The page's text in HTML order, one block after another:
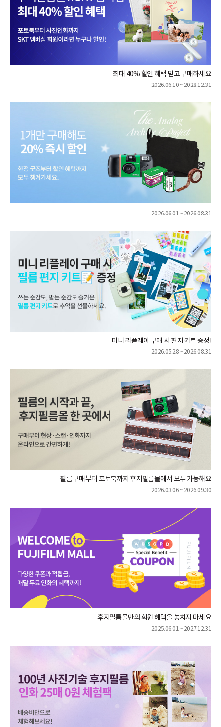
최대 40% 할인 혜택 받고 구매하세요
2026.06.10 ~ 2028.12.31
2026.06.01 ~ 2026.08.31
미니 리플레이 구매 시 편지 키트 증정!
2026.05.28 ~ 2026.08.31
필름 구매부터 포토북까지 후지필름몰에서 모두 가능해요
2026.03.06 ~ 2026.09.30
후지필름몰만의 회원 혜택을 놓치지 마세요
2025.06.01 ~ 2027.12.31